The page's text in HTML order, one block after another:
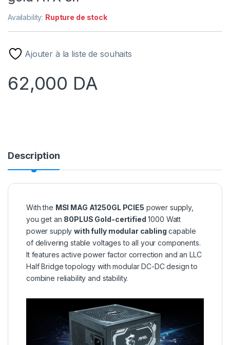
Availability: Rupture de stock
Ajouter à la liste de souhaits
62,000 DA
Description
With the MSI MAG A1250GL PCIE5 power supply,
you get an 80PLUS Gold-certified 1000 Watt
power supplywith fully modular cabling capable
of delivering stable voltages to all your components.
It features active power factor correction and an LLC
Half Bridge topology with modular DC-DC design to
combine reliability and stability.